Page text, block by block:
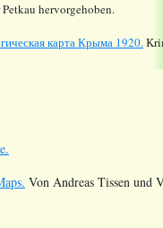
hervorgehoben.
карта Крыма 1920.
Von Andreas Tissen und